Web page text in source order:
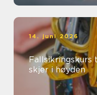
14. juni 2026
Fallsikringskurs trygghet når arbeidet
skjer i høyden